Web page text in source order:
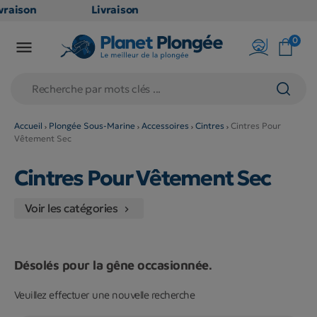
point
Livraison
en point
79€
(hors
volumineux
éligibles)
 0
Accueil Plongée Sous-Marine Accessoires Cintres
Cintres Pour
Vêtement Sec
Cintres Pour Vêtement Sec
Voir les catégories 
Désolés pour la gêne occasionnée.
Veuillez effectuer une nouvelle recherche